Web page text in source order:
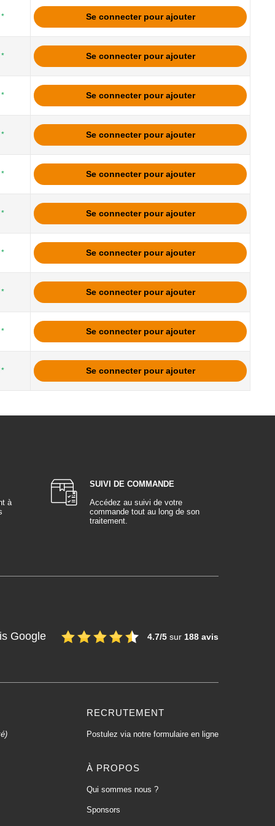
* Se connecter pour ajouter
* Se connecter pour ajouter
* Se connecter pour ajouter
* Se connecter pour ajouter
* Se connecter pour ajouter
* Se connecter pour ajouter
* Se connecter pour ajouter
* Se connecter pour ajouter
* Se connecter pour ajouter
* Se connecter pour ajouter
à
SUIVI DE COMMANDE
Accédez au suivi de votre
commande tout au long de son
traitement.
Google 4.7/5 sur 188 avis
RECRUTEMENT
Postulez via notre formulaire en ligne
À PROPOS
Qui sommes nous ?
Sponsors